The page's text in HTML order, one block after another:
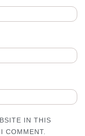
IN THIS
COMMENT.